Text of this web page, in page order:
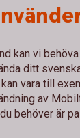
kan vi
ditt
vara till
av
behöver är